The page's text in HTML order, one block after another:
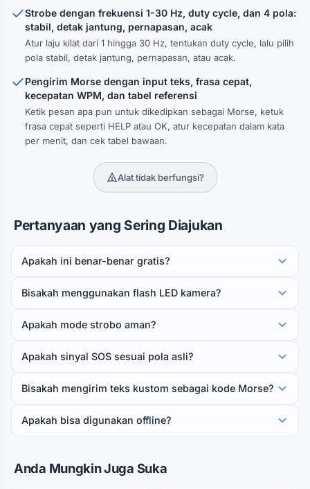
Strobe dengan frekuensi 1-30 Hz, duty cycle, dan 4 pola:
stabil, detak jantung, pernapasan, acak
Atur laju kilat dari 1 hingga 30 Hz, tentukan duty cycle, lalu pilih
pola stabil, detak jantung, pernapasan, atau acak.
Pengirim Morse dengan input teks, frasa cepat,
kecepatan WPM, dan tabel referensi
Ketik pesan apa pun untuk dikedipkan sebagai Morse, ketuk
frasa cepat seperti HELP atau OK, atur kecepatan dalam kata
per menit, dan cek tabel bawaan.
Alat tidak berfungsi?
Pertanyaan yang Sering Diajukan
Apakah ini benar-benar gratis?
Bisakah menggunakan flash LED kamera?
Apakah mode strobo aman?
Apakah sinyal SOS sesuai pola asli?
Bisakah mengirim teks kustom sebagai kode Morse?
Apakah bisa digunakan offline?
Anda Mungkin Juga Suka